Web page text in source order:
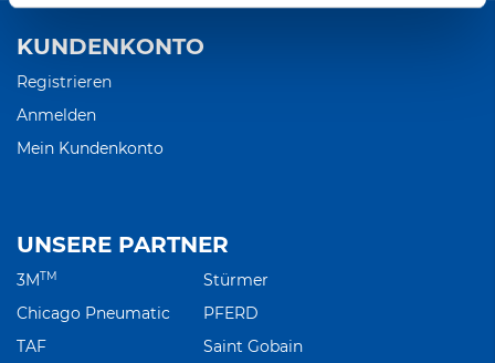
KUNDENKONTO
Registrieren
Anmelden
Mein Kundenkonto
UNSERE PARTNER
3MTM
Chicago Pneumatic
TAF
Stürmer
PFERD
Saint Gobain